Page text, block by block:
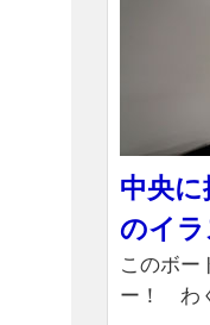
中央
のイラ
このボー
ー！ わ